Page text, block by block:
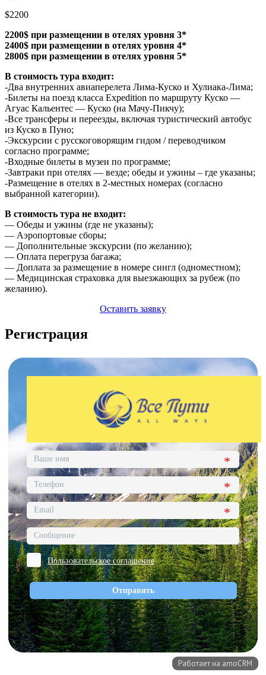
$2200
2200$ при размещении в отелях уровня 3*
2400$ при размещении в отелях уровня 4*
2800$ при размещении в отелях уровня 5*
В стоимость тура входит:
-Два внутренних авиаперелета Лима-Куско и Хулиака-Лима;
-Билеты на поезд класса Expedition по маршруту Куско —
Агуас Кальентес — Куско (на Мачу-Пикчу);
-Все трансферы и переезды, включая туристический автобус
из Куско в Пуно;
-Экскурсии с русскоговорящим гидом / переводчиком
согласно программе;
-Входные билеты в музеи по программе;
-Завтраки при отелях — везде; обеды и ужины – где указаны;
-Размещение в отелях в 2-местных номерах (согласно
выбранной категории).
В стоимость тура не входит:
— Обеды и ужины (где не указаны);
— Аэропортовые сборы;
— Дополнительные экскурсии (по желанию);
— Оплата перегруза багажа;
— Доплата за размещение в номере сингл (одноместном);
— Медицинская страховка для выезжающих за рубеж (по
желанию).
Оставить заявку
Регистрация